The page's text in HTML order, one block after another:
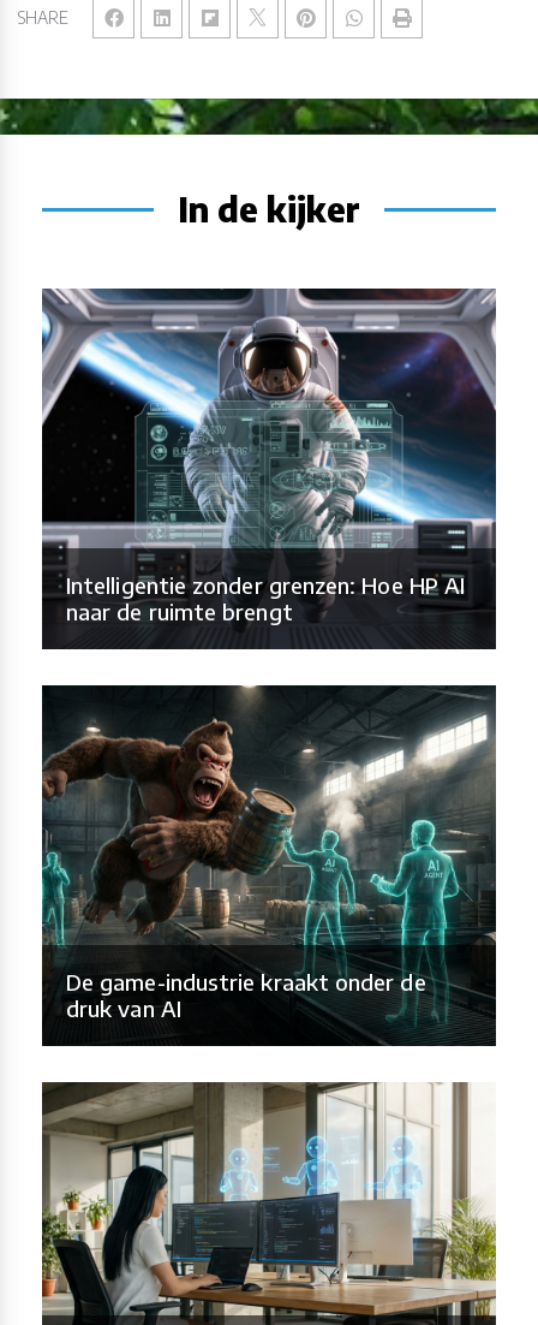
SHARE
In de kijker
Intelligentie zonder grenzen: Hoe HP AI
naar de ruimte brengt
De game-industrie kraakt onder de
druk van AI